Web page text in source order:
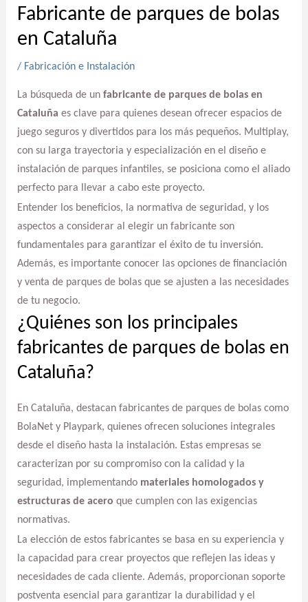
Fabricante de parques de bolas
en Cataluña
/ Fabricación e Instalación
La búsqueda de un fabricante de parques de bolas en
Cataluña es clave para quienes desean ofrecer espacios de
juego seguros y divertidos para los más pequeños. Multiplay,
con su larga trayectoria y especialización en el diseño e
instalación de parques infantiles, se posiciona como el aliado
perfecto para llevar a cabo este proyecto.
Entender los beneficios, la normativa de seguridad, y los
aspectos a considerar al elegir un fabricante son
fundamentales para garantizar el éxito de tu inversión.
Además, es importante conocer las opciones de financiación
y venta de parques de bolas que se ajusten a las necesidades
de tu negocio.
¿Quiénes son los principales
fabricantes de parques de bolas en
Cataluña?
En Cataluña, destacan fabricantes de parques de bolas como
BolaNet y Playpark, quienes ofrecen soluciones integrales
desde el diseño hasta la instalación. Estas empresas se
caracterizan por su compromiso con la calidad y la
seguridad, implementando materiales homologados y
estructuras de acero que cumplen con las exigencias
normativas.
La elección de estos fabricantes se basa en su experiencia y
la capacidad para crear proyectos que reflejen las ideas y
necesidades de cada cliente. Además, proporcionan soporte
postventa esencial para garantizar la durabilidad y el